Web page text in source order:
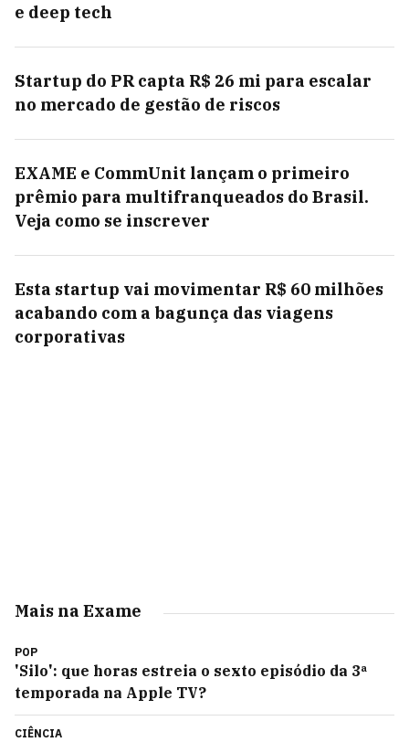
e deep tech
Startup do PR capta R$ 26 mi para escalar
no mercado de gestão de riscos
EXAME e CommUnit lançam o primeiro
prêmio para multifranqueados do Brasil.
Veja como se inscrever
Esta startup vai movimentar R$ 60 milhões
acabando com a bagunça das viagens
corporativas
Mais na Exame
POP
'Silo': que horas estreia o sexto episódio da 3ª
temporada na Apple TV?
CIÊNCIA